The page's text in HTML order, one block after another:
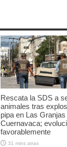
Rescata la SDS a
animales tras
pipa en Las Granjas
Cuernavaca;
favorablemente
31 mins atras